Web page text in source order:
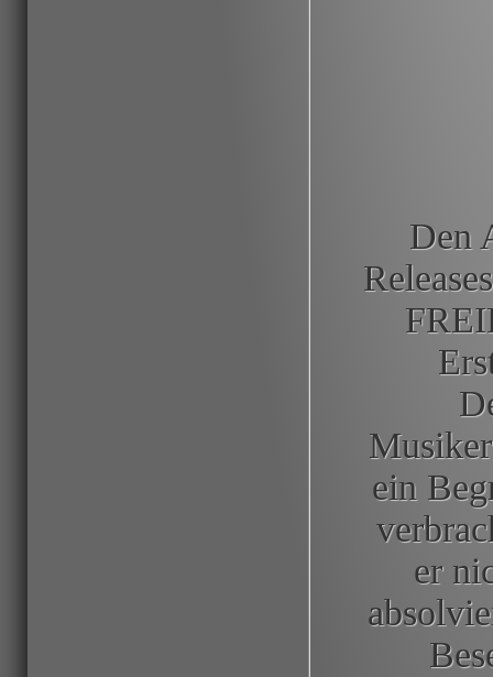
Den
ein
er